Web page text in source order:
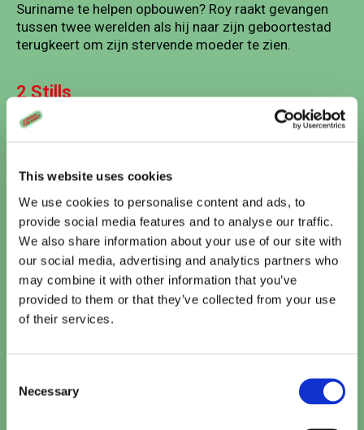
This website uses cookies
We use cookies to personalise content and ads, to
provide social media features and to analyse our traffic.
We also share information about your use of our site with
our social media, advertising and analytics partners who
may combine it with other information that you’ve
provided to them or that they’ve collected from your use
of their services.
Selection
Necessary
Suriname te helpen opbouwen? Roy raakt gevangen
tussen twee werelden als hij naar zijn geboortestad
terugkeert om zijn stervende moeder te zien.
2 Stills
Vandaag
Te zien bij Cinema De Vlugt
TICKETS